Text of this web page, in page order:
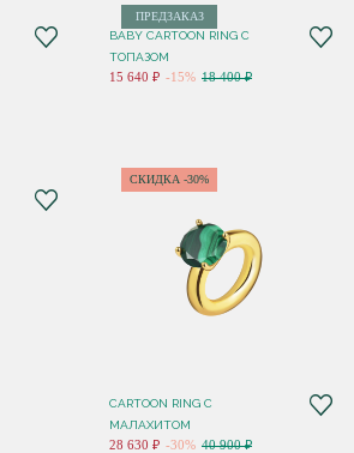
ПРЕДЗАКАЗ
BABY CARTOON RING С
ТОПАЗОМ
15 640 ₽ -15% 18 400 ₽
СКИДКА -30%
CARTOON RING С
МАЛАХИТОМ
28 630 ₽ -30% 40 900 ₽